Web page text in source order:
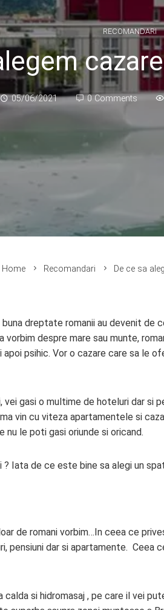
RECOMANDARI
05/06/2021 0 Comments
Home Recomandari De ce sa
dreptate romanii au devenit de
despre mare sau munte,
psihic. Vor o cazare care sa le
gasi o multime de hoteluri dar si
vin cu viteza apartamentele si
le poti gasi oriunde si oricand.
? Iata de ce este bine sa alegi un
de romani vorbim…In ceea ce
pensiuni dar si apartamente. Ceea
si hidromasaj , pe care il vei